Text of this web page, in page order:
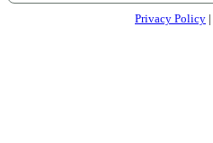
Privacy Policy |